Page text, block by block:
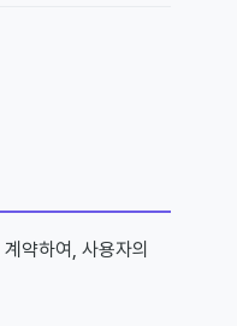
약하여, 사용자의